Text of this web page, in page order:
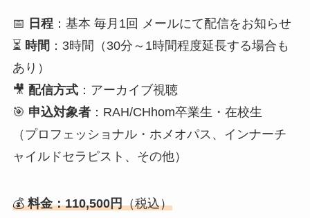
📅 日程：基本 毎月1回 メールにて配信をお知らせ
⏳ 時間 ：3時間（30分～1時間程度延長する場合も
あり）
🎥 配信方式：アーカイブ視聴
🎯 申込対象者：RAH/CHhom卒業生・在校生
（プロフェッショナル・ホメオパス、インナーチ
ャイルドセラピスト、その他）
💰料金：110,500円（税込）